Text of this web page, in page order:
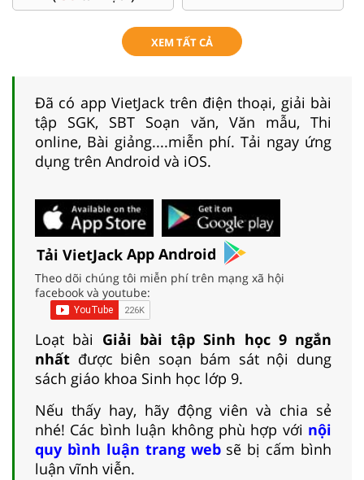
XEM TẤT CẢ
Đã có app VietJack trên điện thoại, giải bài
tập SGK, SBT Soạn văn, Văn mẫu, Thi
online, Bài giảng....miễn phí. Tải ngay ứng
dụng trên Android và iOS.
Tải VietJack App Android
Theo dõi chúng tôi miễn phí trên mạng xã hội
facebook và youtube:
Loạt bài Giải bài tập Sinh học 9 ngắn
nhất được biên soạn bám sát nội dung
sách giáo khoa Sinh học lớp 9.
Nếu thấy hay, hãy động viên và chia sẻ
nhé! Các bình luận không phù hợp với nội
quy bình luận trang websẽ bị cấm bình
luận vĩnh viễn.